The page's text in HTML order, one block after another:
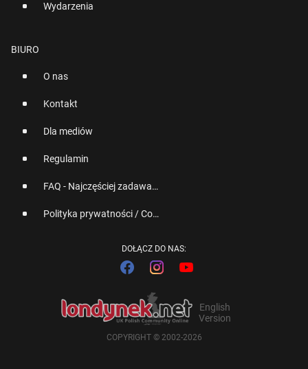
Wydarzenia
BIURO
O nas
Kontakt
Dla mediów
Regulamin
FAQ - Najczęściej zadawane pytania
Polityka prywatności / Cookies
DOŁĄCZ DO NAS:
English
Version
COPYRIGHT © 2002-2026